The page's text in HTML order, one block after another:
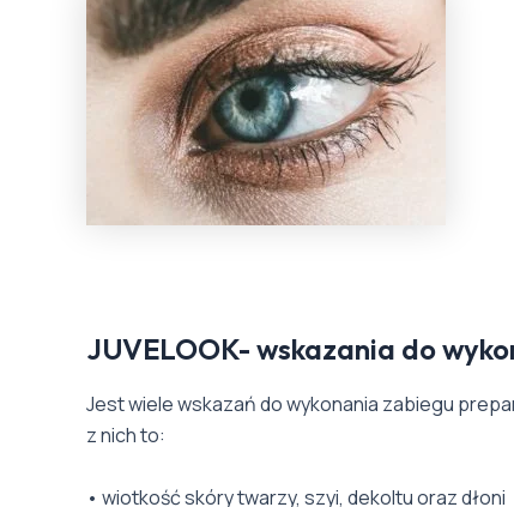
JUVELOOK- wskazania do
Jest wiele wskazań do wykonania zabiegu
z nich to:
• wiotkość skóry twarzy, szyi, dekoltu oraz dłoni